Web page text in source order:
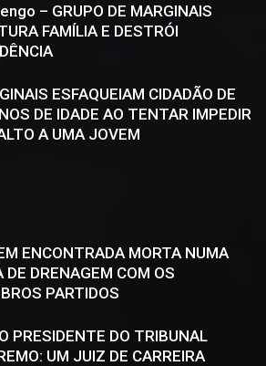
– GRUPO DE MARGINAIS
FAMÍLIA E DESTRÓI
ESFAQUEIAM CIDADÃO DE
DE IDADE AO TENTAR IMPEDIR
A UMA JOVEM
ENCONTRADA MORTA NUMA
DE DRENAGEM COM OS
PARTIDOS
PRESIDENTE DO TRIBUNAL
UM JUIZ DE CARREIRA